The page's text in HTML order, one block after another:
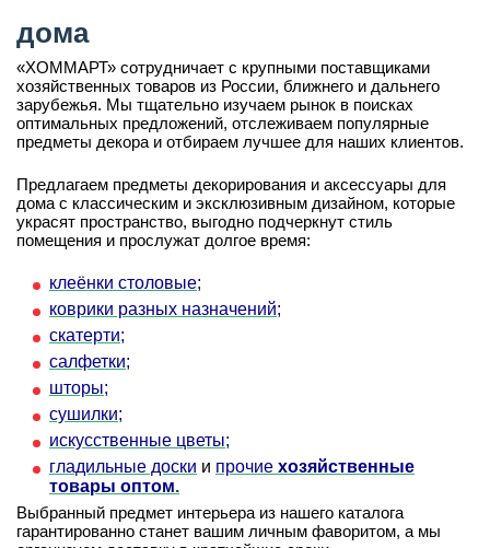
дома
«ХОММАРТ» сотрудничает с крупными поставщиками
хозяйственных товаров из России, ближнего и дальнего
зарубежья. Мы тщательно изучаем рынок в поисках
оптимальных предложений, отслеживаем популярные
предметы декора и отбираем лучшее для наших клиентов.
Предлагаем предметы декорирования и аксессуары для
дома с классическим и эксклюзивным дизайном, которые
украсят пространство, выгодно подчеркнут стиль
помещения и прослужат долгое время:
клеёнки столовые;
коврики разных назначений;
скатерти;
салфетки;
шторы;
сушилки;
искусственные цветы;
гладильные доски и прочие хозяйственные
товары оптом.
Выбранный предмет интерьера из нашего каталога
гарантированно станет вашим личным фаворитом, а мы